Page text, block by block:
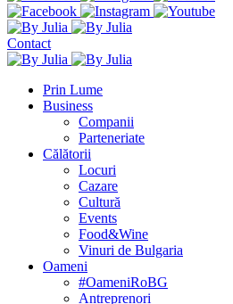
Contact
Prin Lume
Business
Companii
Parteneriate
Călătorii
Locuri
Cazare
Cultură
Events
Food&Wine
Vinuri de Bulgaria
Oameni
#OameniRoBG
Antreprenori